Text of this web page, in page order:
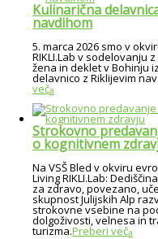
Kulinarična
navdihom
5. marca 2026 smo v
RIKLI.Lab v sodelovanju
žena in deklet v Bohinju
delavnico z Riklijevim
več
Strokovno
o kognitivnem
Na VSŠ Bled v okviru
Living RIKLI.Lab:
za zdravo, povezano,
skupnost Julijskih Alp
strokovne vsebine na
dolgoživosti, velnesa in
turizma.Preberi več